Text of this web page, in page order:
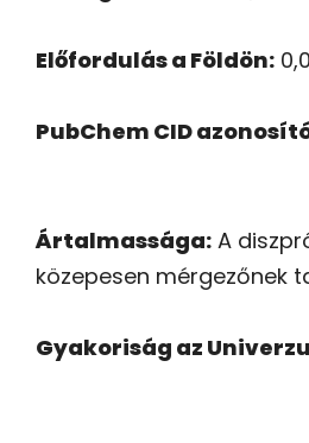
Előfordulás a Földön:
PubChem CID
Ártalmassága: A
közepesen mérgezőnek
Gyakoriság az